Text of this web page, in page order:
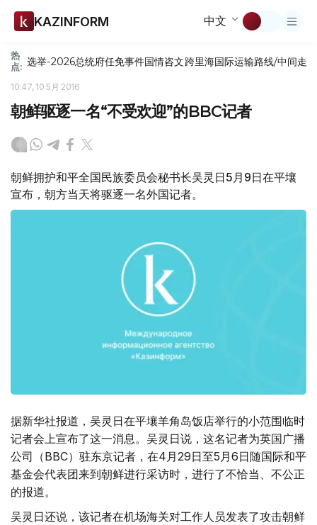
KAZINFORM 中文
热
点: 选举-2026总统府任免事件国情咨文跨里海国际运输路线/中间走廊
10:47, 10 5月 2016
朝鲜驱逐一名“不受欢迎”的BBC记者
朝鲜拥护和平全国民族委员会秘书长吴灵日5月9日在平壤
宣布，朝方当天将驱逐一名外国记者。
据新华社报道，吴灵日在平壤羊角岛饭店举行的小范围临时
记者会上宣布了这一消息。吴灵日说，这名记者为英国广播
公司（BBC）驻东京记者，在4月29日至5月6日随国际和平
基金会代表团来到朝鲜进行采访时，进行了不恰当、不公正
的报道。
吴灵日还说，该记者在机场海关对工作人员发表了攻击朝鲜